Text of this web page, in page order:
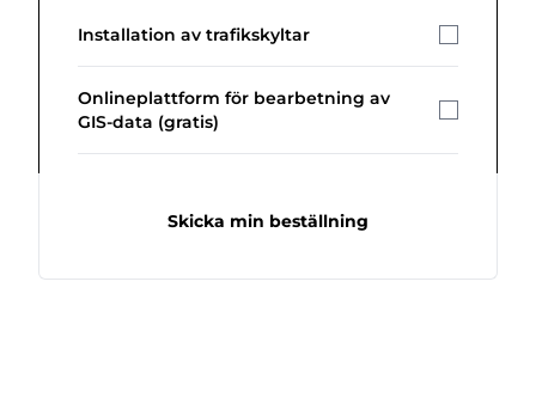
Installation av trafikskyltar
Onlineplattform för bearbetning av
GIS-data (gratis)